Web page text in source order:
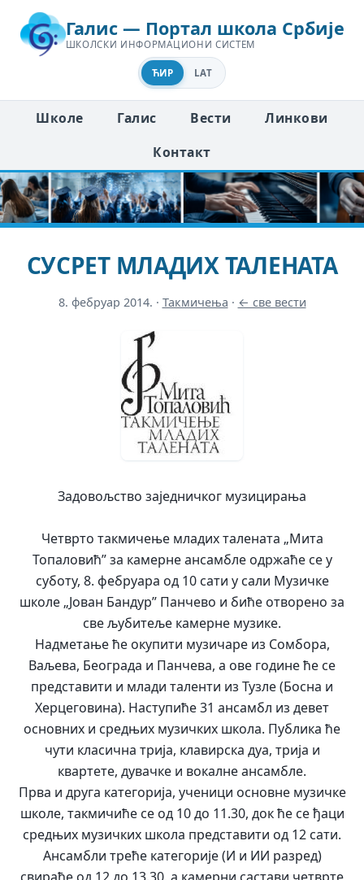
Галис — Портал школа Србије
ШКОЛСКИ ИНФОРМАЦИОНИ СИСТЕМ
ЋИР LAT
Школе Галис Вести
Линкови
Контакт
СУСРЕТ МЛАДИХ ТАЛЕНАТА
8. фебруар 2014. · Такмичења · ← све вести
Задовољство заједничког музицирања
Четврто такмичење младих талената „Мита
Топаловић” за камерне ансамбле одржаће се у
суботу, 8. фебруара од 10 сати у сали Музичке
школе „Јован Бандур” Панчево и биће отворено за
све љубитеље камерне музике.
Надметање ће окупити музичаре из Сомбора,
Ваљева, Београда и Панчева, а ове године ће се
представити и млади таленти из Тузле (Босна и
Херцеговина). Наступиће 31 ансамбл из девет
основних и средњих музичких школа. Публика ће
чути класична трија, клавирска дуа, трија и
квартете, дувачке и вокалне ансамбле.
Прва и друга категорија, ученици основне музичке
школе, такмичиће се од 10 до 11.30, док ће се ђаци
средњих музичких школа представити од 12 сати.
Ансамбли треће категорије (И и ИИ разред)